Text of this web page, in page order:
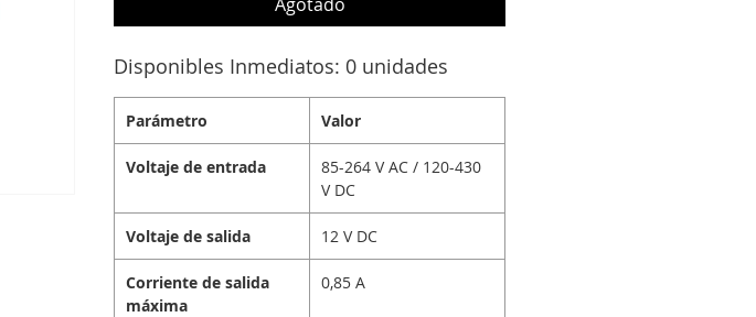
Disponibles Inmediatos: 0 unidades
Parámetro Valor
Voltaje de entrada
85-264 V AC / 120-430
V DC
Voltaje de salida 12 V DC
Corriente de salida
máxima
0,85 A